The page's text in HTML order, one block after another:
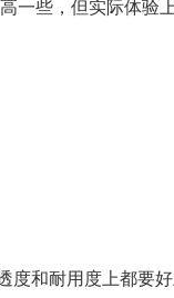
一些，但实际体验
度和耐用度上都要